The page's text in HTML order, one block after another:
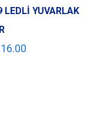
LEDLİ YUVARLAK
16.00